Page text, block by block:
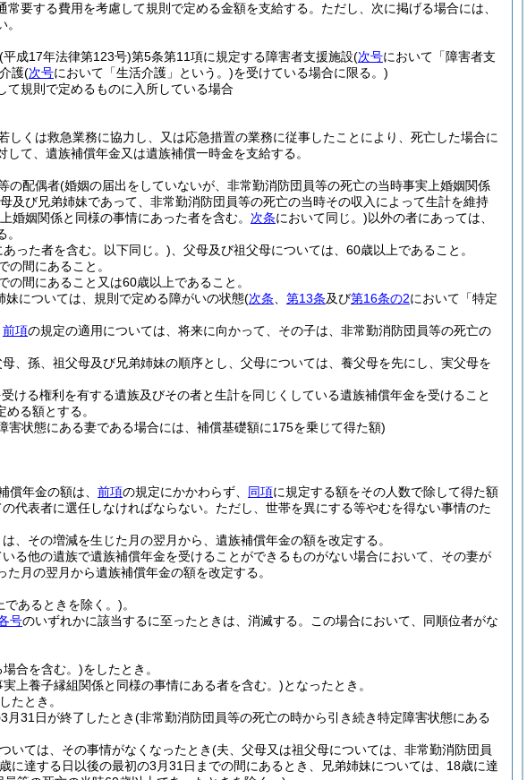
要する費用を考慮して規則で定める金額を支給する。 ただし、次に掲げる場合には、
(平成17年法律第123号)第5条第11項に規定する障害者支援施設(次号において「障害者支
護(次号において「生活介護」という。)を受けている場合に限る。)
て規則で定めるものに入所している場合
くは救急業務に協力し、又は応急措置の業務に従事したことにより、死亡した場合に
て、遺族補償年金又は遺族補償一時金を支給する。
の配偶者(婚姻の届出をしていないが、非常勤消防団員等の死亡の当時事実上婚姻関係
母及び兄弟姉妹であって、非常勤消防団員等の死亡の当時その収入によって生計を維持
婚姻関係と同様の事情にあった者を含む。 次条において同じ。)以外の者にあっては、
った者を含む。以下同じ。) 、父母及び祖父母については、60歳以上であること。
間にあること。
間にあること又は60歳以上であること。
については、規則で定める障がいの状態(次条 第13条及び第16条の2において「特定
前項の規定の適用については、将来に向かって、その子は、非常勤消防団員等の死亡の
、孫、祖父母及び兄弟姉妹の順序とし、父母については、養父母を先にし、実父母を
ける権利を有する遺族及びその者と生計を同じくしている遺族補償年金を受けること
める額とする。
害状態にある妻である場合には、補償基礎額に175を乗じて得た額)
年金の額は、 前項の規定にかかわらず、 同項に規定する額をその人数で除して得た額
代表者に選任しなければならない。 ただし、世帯を異にする等やむを得ない事情のた
、その増減を生じた月の翌月から、遺族補償年金の額を改定する。
る他の遺族で遺族補償年金を受けることができるものがない場合において、その妻が
月の翌月から遺族補償年金の額を改定する。
であるときを除く。)。
号のいずれかに該当するに至ったときは、消滅する。
この場合において、同順位者がな
合を含む。)をしたとき。
上養子縁組関係と同様の事情にある者を含む。)となったとき。
たとき。
月31日が終了したとき(非常勤消防団員等の死亡の時から引き続き特定障害状態にある
いては、その事情がなくなったとき(夫、父母又は祖父母については、非常勤消防団員
達する日以後の最初の3月31日までの間にあるとき、兄弟姉妹については、18歳に達